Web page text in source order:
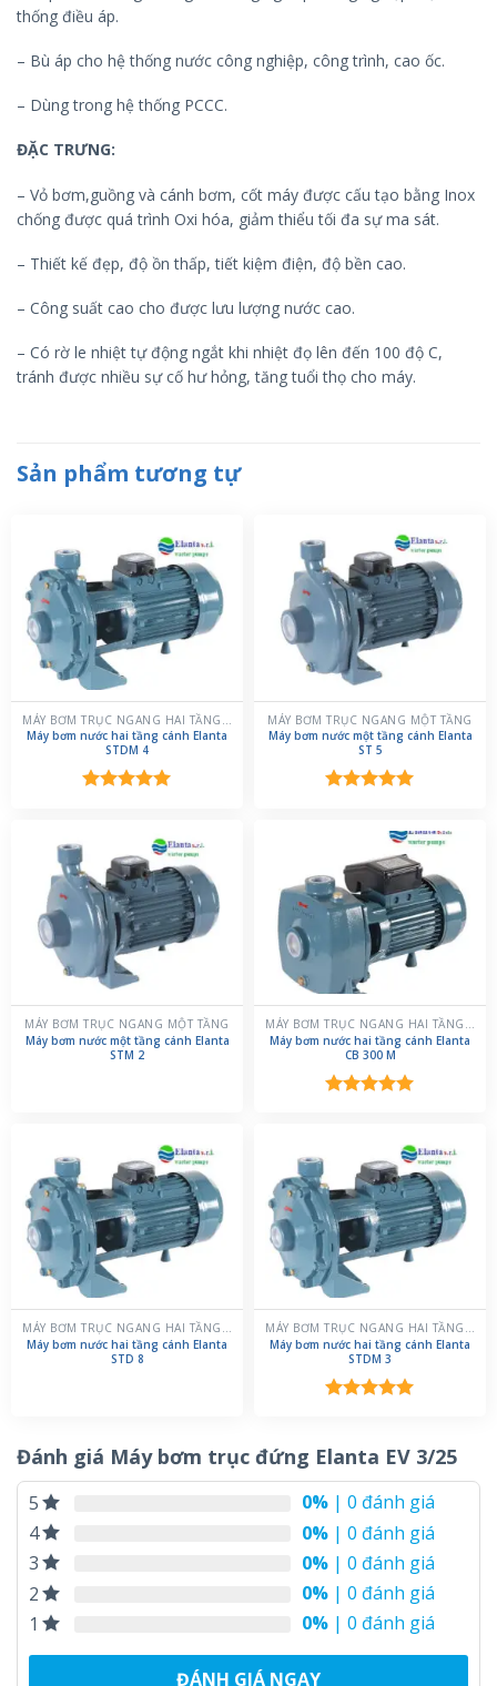
thống điều áp.
– Bù áp cho hệ thống nước công nghiệp, công trình, cao ốc.
– Dùng trong hệ thống PCCC.
ĐẶC TRƯNG:
– Vỏ bơm,guồng và cánh bơm, cốt máy được cấu tạo bằng Inox
chống được quá trình Oxi hóa, giảm thiểu tối đa sự ma sát.
– Thiết kế đẹp, độ ồn thấp, tiết kiệm điện, độ bền cao.
– Công suất cao cho được lưu lượng nước cao.
– Có rờ le nhiệt tự động ngắt khi nhiệt đọ lên đến 100 độ C,
tránh được nhiều sự cố hư hỏng, tăng tuổi thọ cho máy.
Sản phẩm tương tự
MÁY BƠM TRỤC NGANG HAI TẦNG CÁNH
Máy bơm nước hai tầng cánh Elanta
STDM 4
MÁY BƠM TRỤC NGANG MỘT TẦNG
Máy bơm nước một tầng cánh Elanta
ST 5
MÁY BƠM TRỤC NGANG MỘT TẦNG
Máy bơm nước một tầng cánh Elanta
STM 2
MÁY BƠM TRỤC NGANG HAI TẦNG CÁNH
Máy bơm nước hai tầng cánh Elanta
CB 300 M
MÁY BƠM TRỤC NGANG HAI TẦNG CÁNH
Máy bơm nước hai tầng cánh Elanta
STD 8
MÁY BƠM TRỤC NGANG HAI TẦNG CÁNH
Máy bơm nước hai tầng cánh Elanta
STDM 3
5 sao
Đánh giá Máy bơm trục đứng Elanta EV 3/25
5 0% | 0 đánh giá
4
0% | 0 đánh giá
3
0% | 0 đánh giá
2
0% | 0 đánh giá
1
0% | 0 đánh giá
ĐÁNH GIÁ NGAY